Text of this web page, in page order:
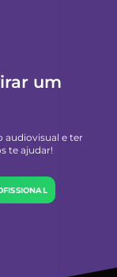
um
audiovisual e ter
te ajudar!